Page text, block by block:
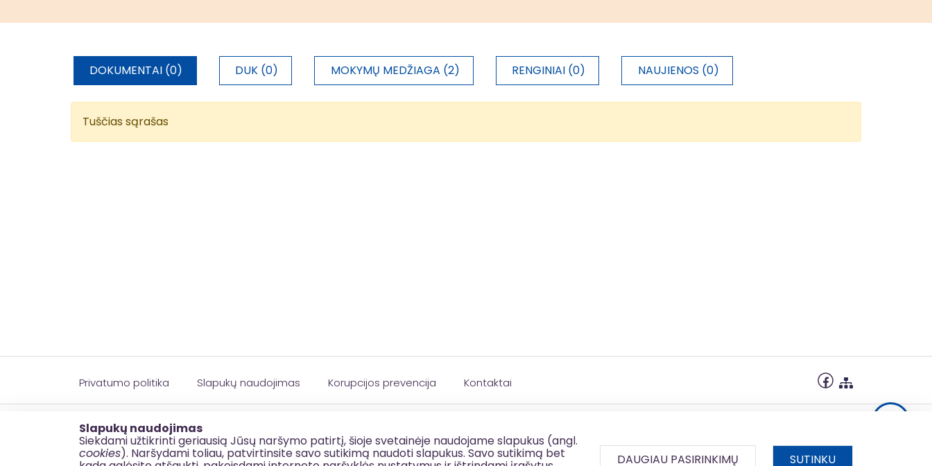
Slapukų naudojimas
Siekdami užtikrinti geriausią Jūsų naršymo patirtį, šioje svetainėje naudojame slapukus (angl.
cookies). Naršydami toliau, patvirtinsite savo sutikimą naudoti slapukus. Savo sutikimą bet DAUGIAU PASIRINKIMŲ SUTINKU
Lietuvos etnografijos
lankymui
Kaišiadorių rajono savivaldybės
408 000,00 € 85%
Vidurio ir
Girelės miško
pritaikymas lankymui
Kaišiadorių rajono savivaldybės
255 000,00 € 85%
Vidurio ir
DOKUMENTAI (0) DUK (0) MOKYMŲ MEDŽIAGA (2) RENGINIAI (0) NAUJIENOS (0)
Tuščias sąrašas
Privatumo politika Slapukų naudojimas Korupcijos prevencija Kontaktai
© 2026 esinvesticijos.lt